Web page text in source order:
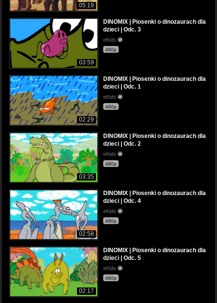
05:19
03:59
DINOMIX | Piosenki o dinozaurach dla
dzieci | Odc. 3
eKids
480p
02:29
DINOMIX | Piosenki o dinozaurach dla
dzieci | Odc. 1
eKids
480p
03:35
DINOMIX | Piosenki o dinozaurach dla
dzieci | Odc. 2
eKids
480p
02:58
DINOMIX | Piosenki o dinozaurach dla
dzieci | Odc. 4
eKids
480p
02:17
DINOMIX | Piosenki o dinozaurach dla
dzieci | Odc. 5
eKids
480p